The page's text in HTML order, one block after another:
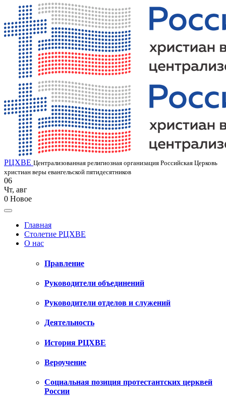
РЦХВЕ Централизованная религиозная организация Российская Церковь
христиан веры евангельской пятидесятников
06
Чт, авг
0 Новое
Главная
Столетие РЦХВЕ
О нас
Правление
Руководители объединений
Руководители отделов и служений
Деятельность
История РЦХВЕ
Вероучение
Социальная позиция протестантских церквей
России